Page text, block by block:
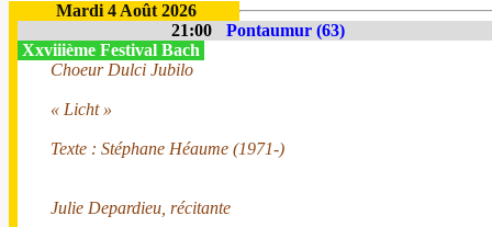
Mardi 4 Août 2026
21:00
Pontaumur (63)
Xxviiième Festival Bach
Choeur Dulci Jubilo
« Licht »
Texte : Stéphane Héaume (1971-)
Julie Depardieu, récitante